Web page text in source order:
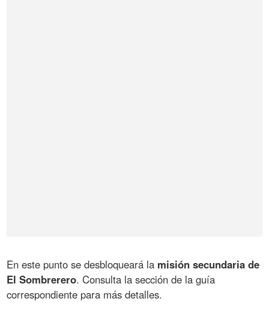
En este punto se desbloqueará la misión secundaria de
El Sombrerero. Consulta la sección de la guía
correspondiente para más detalles.